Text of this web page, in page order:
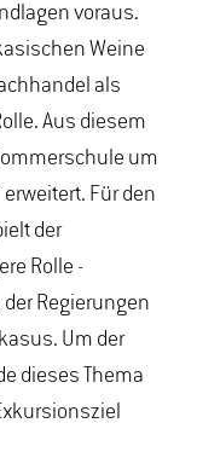
voraus.
Weine
als
Aus diesem
um
Für den
der
Rolle -
Regierungen
Um der
dieses Thema